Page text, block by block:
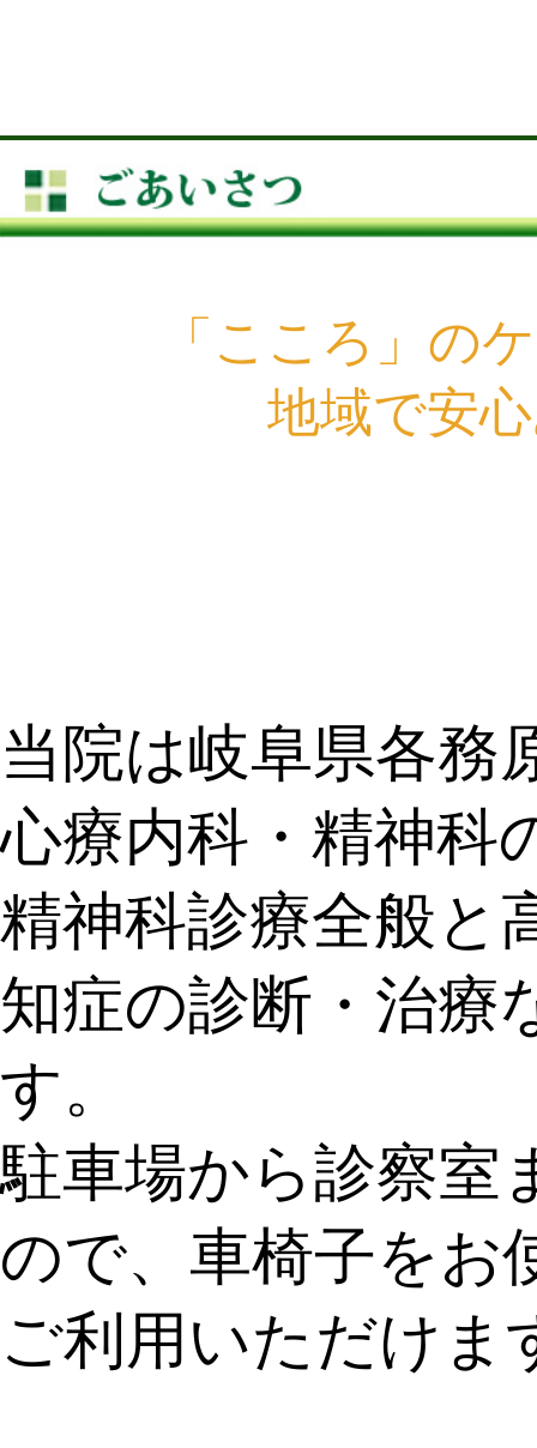
「こころ」の
地域で安
当院は岐阜県各務
心療内科・精神科
精神科診療全般と
知症の診断・治療
す。
駐車場から診察室
ので、車椅子をお
ご利用いただけま